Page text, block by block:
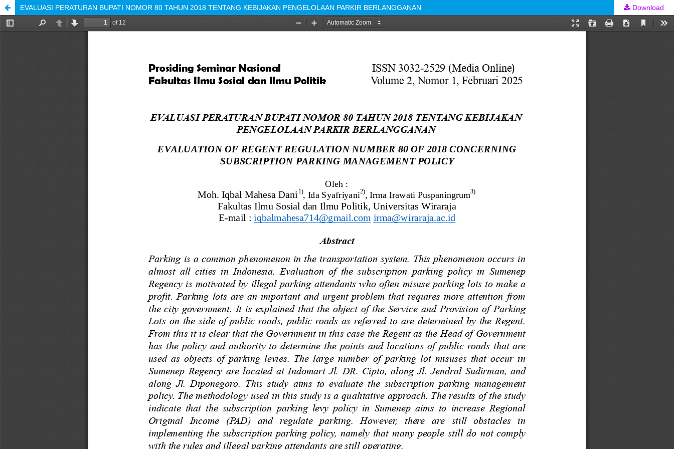
EVALUASI PERATURAN BUPATI NOMOR 80 TAHUN 2018 TENTANG KEBIJAKAN PENGELOLAAN PARKIR BERLANGGANAN Download